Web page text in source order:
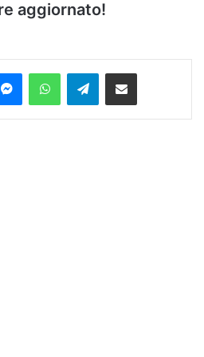
aggiornato!
MessengerWhatsAppTelegramCondividi via Email